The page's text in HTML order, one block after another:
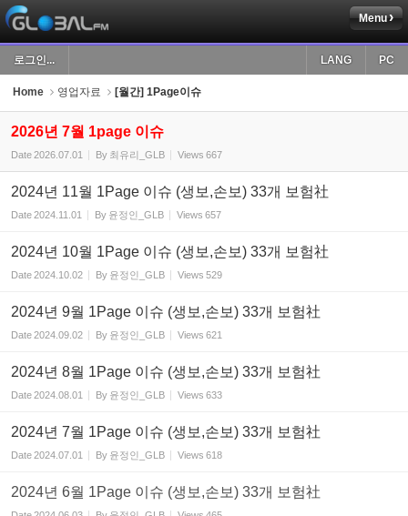
Menu
로그인... PC
LANG
Home 영업자료 [월간] 1Page이슈
2026년 7월 1page 이슈
Date2026.07.01 By 최유리_GLB Views 667
2024년 11월 1Page 이슈 (생보,손보) 33개 보험社
Date2024.11.01 By 윤정인_GLB Views 657
2024년 10월 1Page 이슈 (생보,손보) 33개 보험社
Date2024.10.02 By 윤정인_GLB Views 529
2024년 9월 1Page 이슈 (생보,손보) 33개 보험社
Date2024.09.02 By 윤정인_GLB Views 621
2024년 8월 1Page 이슈 (생보,손보) 33개 보험社
Date2024.08.01 By 윤정인_GLB Views 633
2024년 7월 1Page 이슈 (생보,손보) 33개 보험社
Date2024.07.01 By 윤정인_GLB Views 618
2024년 6월 1Page 이슈 (생보,손보) 33개 보험社
Sketchbook5, 스케치북5
Sketchbook5, 스케치북5